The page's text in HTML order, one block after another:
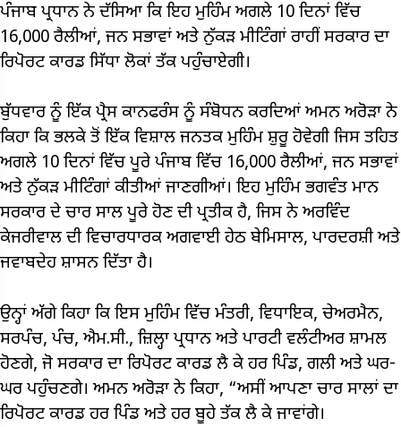
ਪੰਜਾਬ ਪ੍ਰਧਾਨ ਨੇ ਦੱਸਿਆ ਕਿ ਇਹ ਮੁਹਿੰਮ ਅਗਲੇ 10 ਦਿਨਾਂ ਵਿੱਚ
16,000 ਰੈਲੀਆਂ, ਜਨ ਸਭਾਵਾਂ ਅਤੇ ਨੁੱਕੜ ਮੀਟਿੰਗਾਂ ਰਾਹੀਂ ਸਰਕਾਰ ਦਾ
ਰਿਪੋਰਟ ਕਾਰਡ ਸਿੱਧਾ ਲੋਕਾਂ ਤੱਕ ਪਹੁੰਚਾਏਗੀ।
ਬੁੱਧਵਾਰ ਨੂੰ ਇੱਕ ਪ੍ਰੈਸ ਕਾਨਫਰੰਸ ਨੂੰ ਸੰਬੋਧਨ ਕਰਦਿਆਂ ਅਮਨ ਅਰੋੜਾ ਨੇ
ਕਿਹਾ ਕਿ ਭਲਕੇ ਤੋਂ ਇੱਕ ਵਿਸ਼ਾਲ ਜਨਤਕ ਮੁਹਿੰਮ ਸ਼ੁਰੂ ਹੋਵੇਗੀ ਜਿਸ ਤਹਿਤ
ਅਗਲੇ 10 ਦਿਨਾਂ ਵਿੱਚ ਪੂਰੇ ਪੰਜਾਬ ਵਿੱਚ 16,000 ਰੈਲੀਆਂ, ਜਨ ਸਭਾਵਾਂ
ਅਤੇ ਨੁੱਕੜ ਮੀਟਿੰਗਾਂ ਕੀਤੀਆਂ ਜਾਣਗੀਆਂ। ਇਹ ਮੁਹਿੰਮ ਭਗਵੰਤ ਮਾਨ
ਸਰਕਾਰ ਦੇ ਚਾਰ ਸਾਲ ਪੂਰੇ ਹੋਣ ਦੀ ਪ੍ਰਤੀਕ ਹੈ, ਜਿਸ ਨੇ ਅਰਵਿੰਦ
ਕੇਜਰੀਵਾਲ ਦੀ ਵਿਚਾਰਧਾਰਕ ਅਗਵਾਈ ਹੇਠ ਬੇਮਿਸਾਲ, ਪਾਰਦਰਸ਼ੀ ਅਤੇ
ਜਵਾਬਦੇਹ ਸ਼ਾਸਨ ਦਿੱਤਾ ਹੈ।
ਉਨ੍ਹਾਂ ਅੱਗੇ ਕਿਹਾ ਕਿ ਇਸ ਮੁਹਿੰਮ ਵਿੱਚ ਮੰਤਰੀ, ਵਿਧਾਇਕ, ਚੇਅਰਮੈਨ,
ਸਰਪੰਚ, ਪੰਚ, ਐਮ.ਸੀ., ਜ਼ਿਲ੍ਹਾ ਪ੍ਰਧਾਨ ਅਤੇ ਪਾਰਟੀ ਵਲੰਟੀਅਰ ਸ਼ਾਮਲ
ਹੋਣਗੇ, ਜੋ ਸਰਕਾਰ ਦਾ ਰਿਪੋਰਟ ਕਾਰਡ ਲੈ ਕੇ ਹਰ ਪਿੰਡ, ਗਲੀ ਅਤੇ ਘਰ-
ਘਰ ਪਹੁੰਚਣਗੇ। ਅਮਨ ਅਰੋੜਾ ਨੇ ਕਿਹਾ, “ਅਸੀਂ ਆਪਣਾ ਚਾਰ ਸਾਲਾਂ ਦਾ
ਰਿਪੋਰਟ ਕਾਰਡ ਹਰ ਪਿੰਡ ਅਤੇ ਹਰ ਬੂਹੇ ਤੱਕ ਲੈ ਕੇ ਜਾਵਾਂਗੇ।